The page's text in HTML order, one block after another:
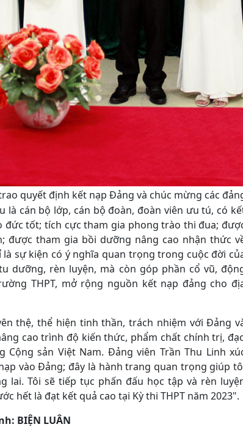
quyết định kết nạp Đảng và chúc mừng các
là cán bộ lớp, cán bộ đoàn, đoàn viên ưu tú, có
đức tốt; tích cực tham gia phong trào thi đua;
được tham gia bồi dưỡng nâng cao nhận thức
sự kiện có ý nghĩa quan trọng trong cuộc đời
dưỡng, rèn luyện, mà còn góp phần cổ vũ,
THPT, mở rộng nguồn kết nạp đảng cho
thệ, thể hiện tinh thần, trách nhiệm với Đảng
cao trình độ kiến thức, phẩm chất chính trị,
sản Việt Nam. Đảng viên Trần Thu Linh
vào Đảng; đây là hành trang quan trọng giúp
Tôi sẽ tiếp tục phấn đấu học tập và rèn
hết là đạt kết quả cao tại Kỳ thi THPT năm 2023".
BIỆN LUÂN